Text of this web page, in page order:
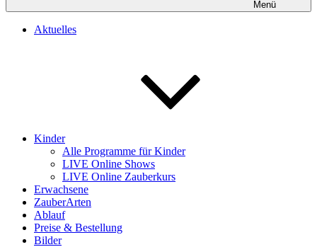
Menü
Aktuelles
Kinder
Alle Programme für Kinder
LIVE Online Shows
LIVE Online Zauberkurs
Erwachsene
ZauberArten
Ablauf
Preise & Bestellung
Bilder